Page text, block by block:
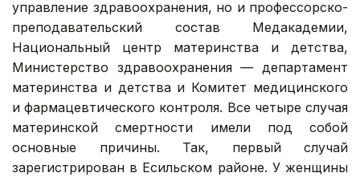
управление здравоохранения, но и профессорско-
преподавательский состав Медакадемии,
Национальный центр материнства и детства,
Министерство здравоохранения — департамент
материнства и детства и Комитет медицинского
и фармацевтического контроля. Все четыре случая
материнской смертности имели под собой
основные причины. Так, первый случай
зарегистрирован в Есильском районе. У женщины